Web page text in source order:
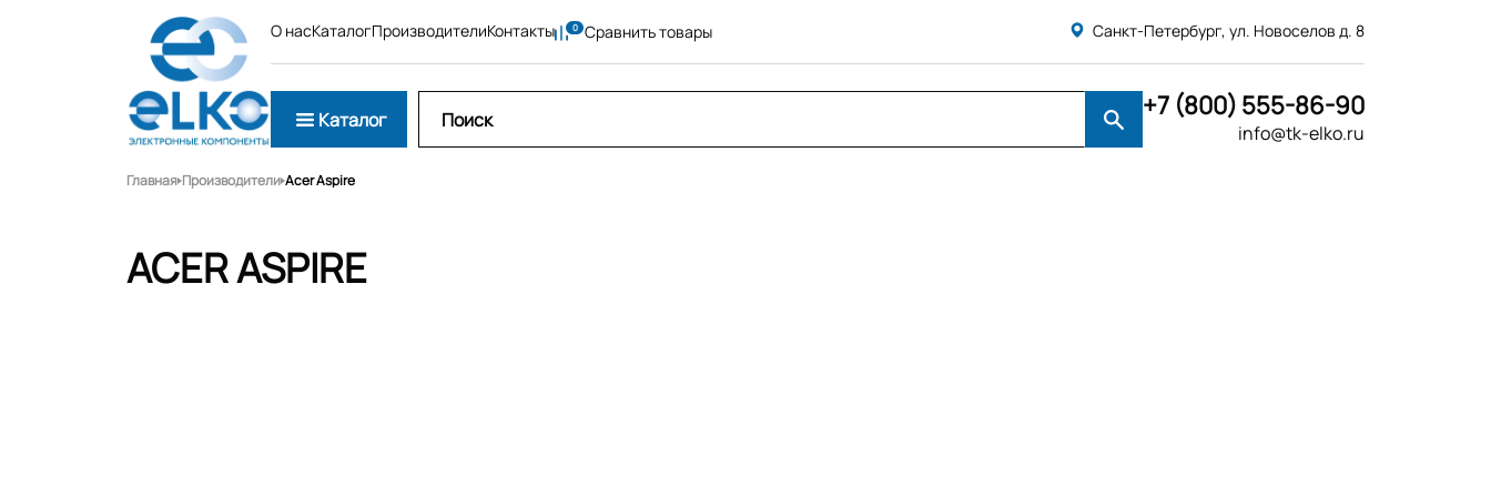
О насКаталогПроизводителиКонтакты Сравнить товары Санкт-Петербург, ул. Новоселов д. 8
Каталог +7 (800) 555-86-90
info@tk-elko.ru
Главная Производители Acer Aspire
ACER ASPIRE